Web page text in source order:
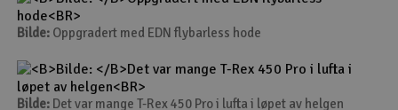
Bilde: Oppgradert med EDN flybarless hode
Bilde: Det var mange T-Rex 450 Pro i lufta i løpet av helgen